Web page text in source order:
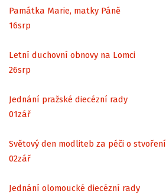
Památka Marie, matky Páně
16srp
Letní duchovní obnovy na Lomci
26srp
Jednání pražské diecézní rady
01zář
Světový den modliteb za péči o stvoření
02zář
Jednání olomoucké diecézní rady